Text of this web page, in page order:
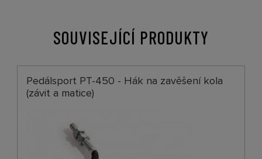
SOUVISEJÍCÍ PRODUKTY
Pedálsport PT-450 - Hák na zavěšení kola
(závit a matice)